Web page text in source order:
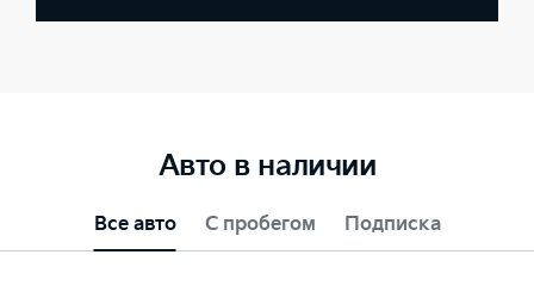
Авто в наличии
Все авто С пробегом Подписка